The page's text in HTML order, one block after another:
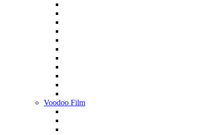
Voodoo Film